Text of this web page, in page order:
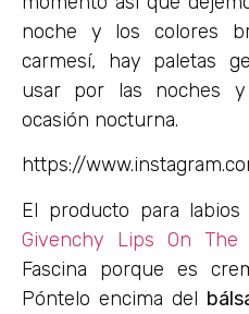
noche y los colores
carmesí, hay paletas
usar por las noches
ocasión nocturna.
https://
El producto para
Givenchy Lips On The
Fascina porque es
Póntelo encima del